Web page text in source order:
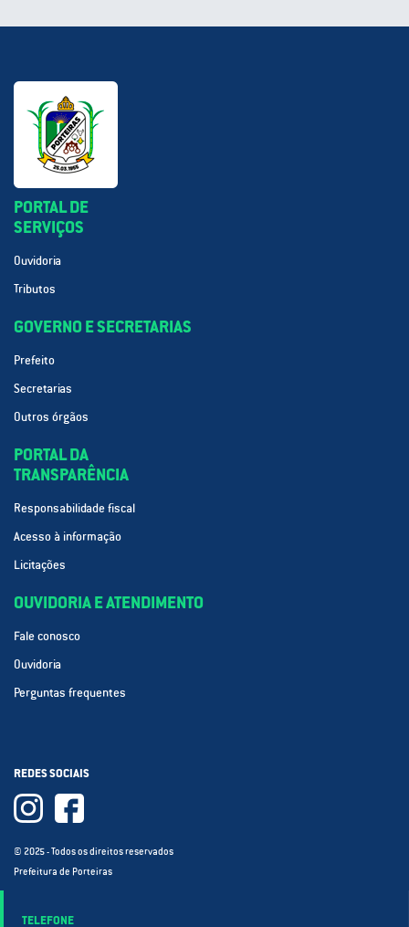
PORTAL DE
SERVIÇOS
Ouvidoria
Tributos
GOVERNO E SECRETARIAS
Prefeito
Secretarias
Outros órgãos
PORTAL DA
TRANSPARÊNCIA
Responsabilidade fiscal
Acesso à informação
Licitações
OUVIDORIA E ATENDIMENTO
Fale conosco
Ouvidoria
Perguntas frequentes
REDES SOCIAIS
© 2025 - Todos os direitos reservados
Prefeitura de Porteiras
TELEFONE